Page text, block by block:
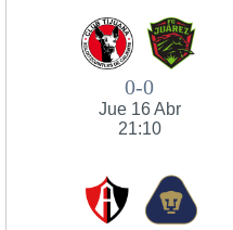
0-0
Jue 16 Abr
21:10